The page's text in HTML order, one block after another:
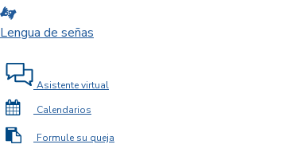
Lengua de señas
Asistente virtual
Calendarios
Formule su queja